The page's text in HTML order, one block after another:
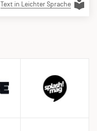
Text in Leichter Sprache